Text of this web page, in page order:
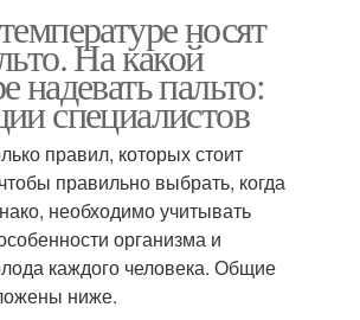
носят
На какой
надевать пальто:
специалистов
правил, которых стоит
правильно выбрать, когда
необходимо учитывать
организма и
каждого человека. Общие
ниже.